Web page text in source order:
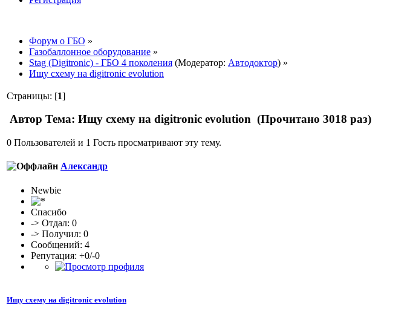
Форум о ГБО »
Газобаллонное оборудование »
Stag (Digitronic) - ГБО 4 поколения (Модератор: Автодоктор) »
Ищу схему на digitronic evolution
Страницы: [1]
Автор Тема: Ищу схему на digitronic evolution (Прочитано 3018 раз)
0 Пользователей и 1 Гость просматривают эту тему.
Александр
Newbie
Спасибо
-> Отдал: 0
-> Получил: 0
Сообщений: 4
Репутация: +0/-0
Ищу схему на digitronic evolution